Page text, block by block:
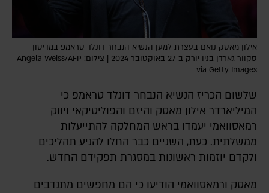
אילון מאסק נואם בעצרת למען הנשיא הנבחר דונלד טראמפ במדיסון
סקוור גארדן בניו יורק ב-27 באוקטובר 2024 | צילום: Angela Weiss/AFP
via Getty Images
שלשום הכריז הנשיא הנבחר דונלד טראמפ כי
המיליארדר אילון מאסק והיזם והפוליטיקאי ויווק
רמאסוואמי יעמדו בראש המחלקה להתייעלות
ממשלתית. כעת, השניים כבר החלו להניע תהליכים
ולקדם יוזמות ראשונות במסגרת תפקידם החדש.
מאסק ורמאסוואמי הודיעו כי הם מחפשים מתנדבים